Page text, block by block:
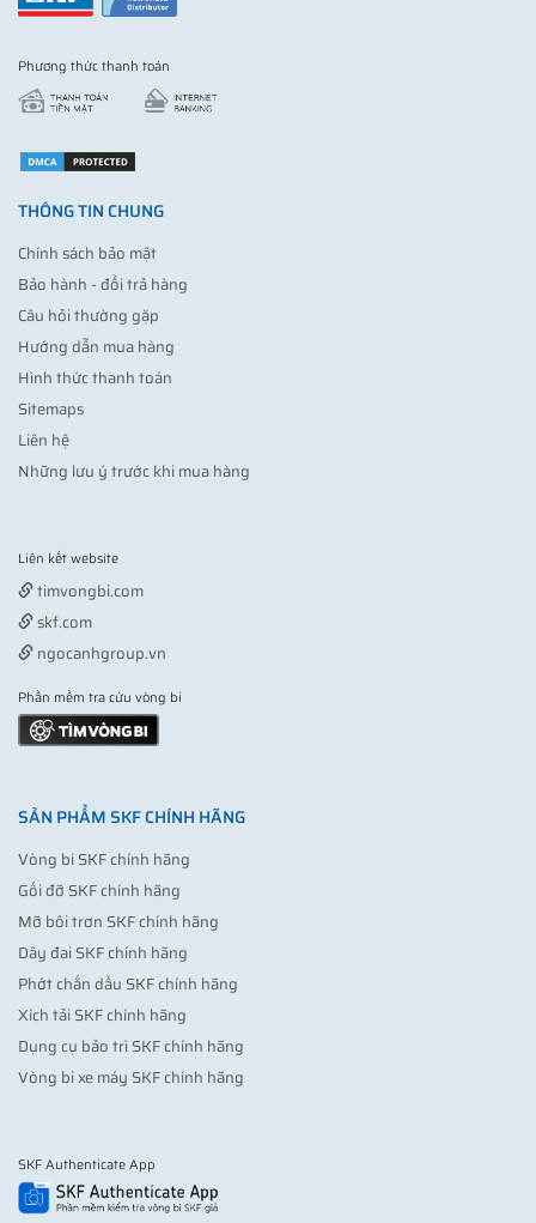
Phương thức thanh toán
THÔNG TIN CHUNG
Chính sách bảo mật
Bảo hành - đổi trả hàng
Câu hỏi thường gặp
Hướng dẫn mua hàng
Hình thức thanh toán
Sitemaps
Liên hệ
Những lưu ý trước khi mua hàng
Liên kết website
timvongbi.com
skf.com
ngocanhgroup.vn
Phần mềm tra cứu vòng bi
SẢN PHẨM SKF CHÍNH HÃNG
Vòng bi SKF chính hãng
Gối đỡ SKF chính hãng
Mỡ bôi trơn SKF chính hãng
Dây đai SKF chính hãng
Phớt chắn dầu SKF chính hãng
Xích tải SKF chính hãng
Dụng cụ bảo trì SKF chính hãng
Vòng bi xe máy SKF chính hãng
SKF Authenticate App